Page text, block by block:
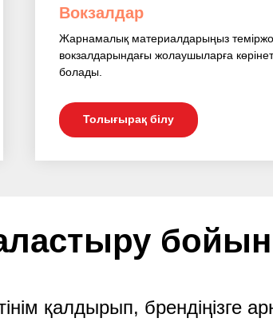
Вокзалдар
Жарнамалық материалдарыңыз
вокзалдарындағы жолаушыларға
болады.
Толығырақ білу
қалдырып, брендіңізге